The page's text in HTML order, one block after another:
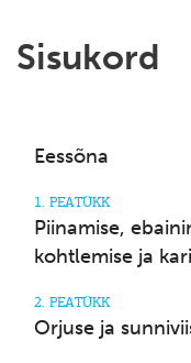
Sisukord
Eessõna
1. PEATÜKK
Piinamise,
kohtlemise ja
2. PEATÜKK
Orjuse ja